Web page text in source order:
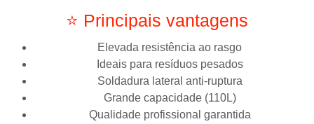
⭐ Principais vantagens
Elevada resistência ao rasgo
Ideais para resíduos pesados
Soldadura lateral anti-ruptura
Grande capacidade (110L)
Qualidade profissional garantida